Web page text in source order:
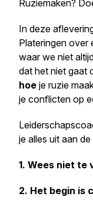
Ruziemaken?
In deze
Plateringen over
waar we niet
dat het niet gaat
hoe je ruzie
je conflicten op
je alles uit aan
1. Wees niet te
2. Het begin is